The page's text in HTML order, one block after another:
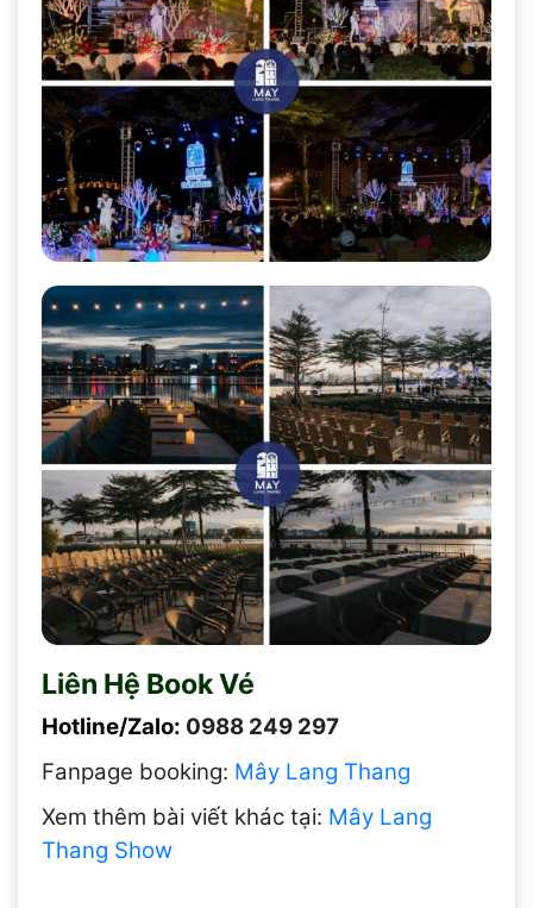
Liên Hệ Book Vé
Hotline/Zalo: 0988 249 297
Fanpage booking: Mây Lang Thang
Xem thêm bài viết khác tại: Mây Lang
Thang Show